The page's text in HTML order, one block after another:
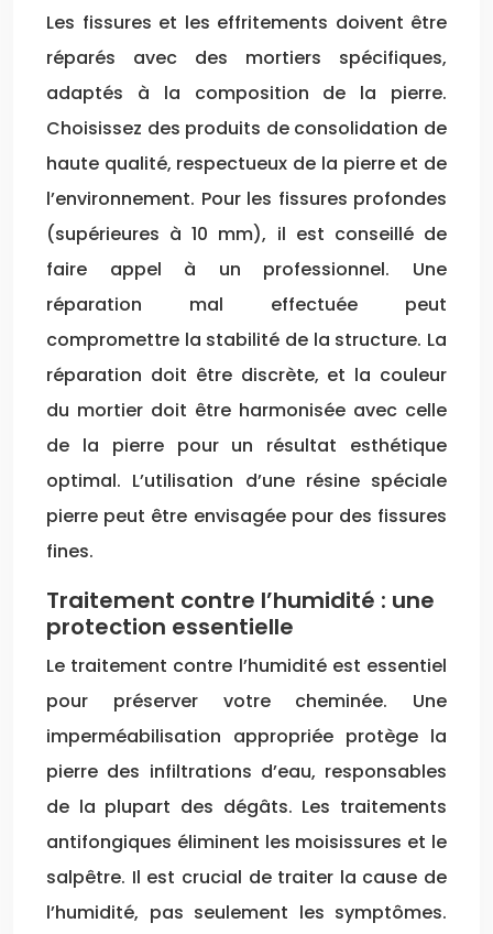
Les fissures et les effritements doivent être
réparés avec des mortiers spécifiques,
adaptés à la composition de la pierre.
Choisissez des produits de consolidation de
haute qualité, respectueux de la pierre et de
l’environnement. Pour les fissures profondes
(supérieures à 10 mm), il est conseillé de
faire appel à un professionnel. Une
réparation mal effectuée peut
compromettre la stabilité de la structure. La
réparation doit être discrète, et la couleur
du mortier doit être harmonisée avec celle
de la pierre pour un résultat esthétique
optimal. L’utilisation d’une résine spéciale
pierre peut être envisagée pour des fissures
fines.
Traitement contre l’humidité : une
protection essentielle
Le traitement contre l’humidité est essentiel
pour préserver votre cheminée. Une
imperméabilisation appropriée protège la
pierre des infiltrations d’eau, responsables
de la plupart des dégâts. Les traitements
antifongiques éliminent les moisissures et le
salpêtre. Il est crucial de traiter la cause de
l’humidité, pas seulement les symptômes.